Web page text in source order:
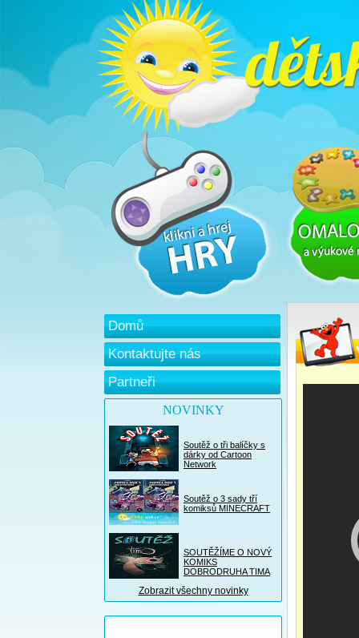
Domů
Kontaktujte nás
Partneři
NOVINKY
Soutěž o tři balíčky s
dárky od Cartoon
Network
Soutěž o 3 sady tří
komiksů MINECRAFT
SOUTĚŽÍME O NOVÝ
KOMIKS
DOBRODRUHA TIMA
Zobrazit všechny novinky